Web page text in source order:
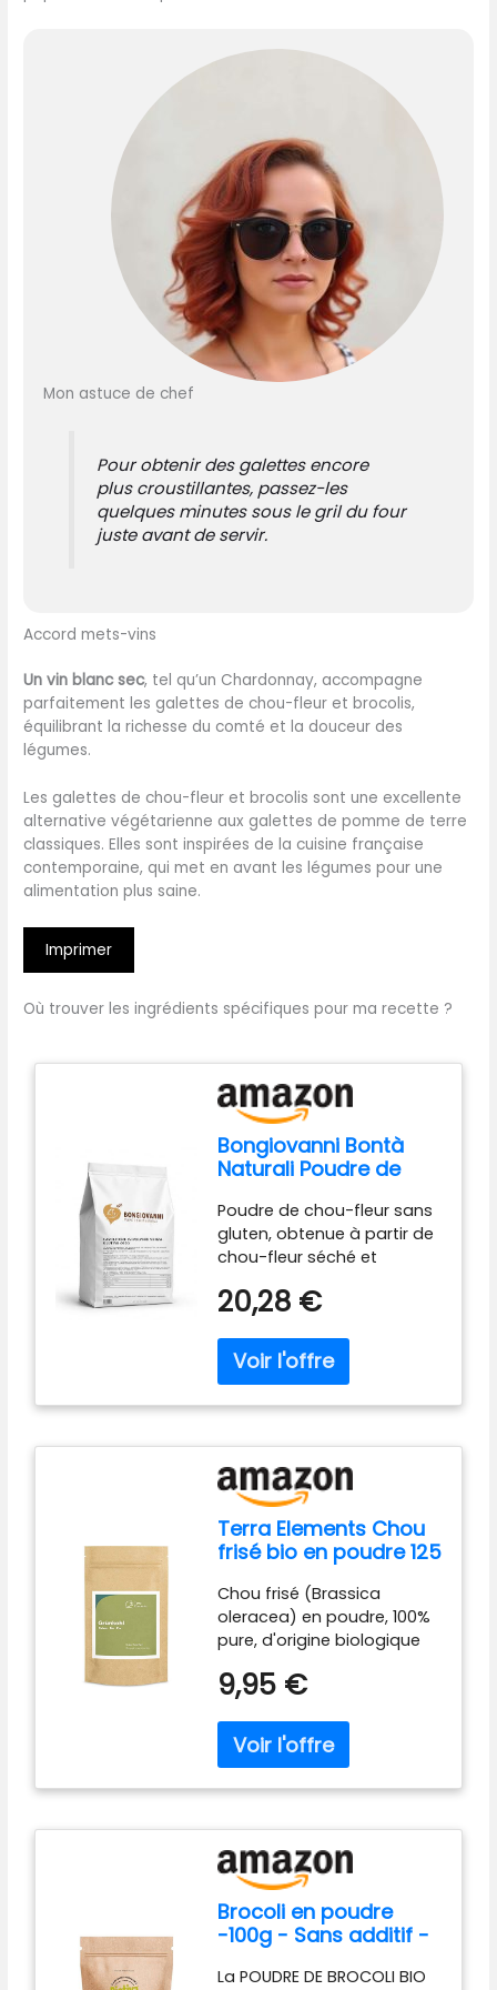
Mon astuce de chef
Pour obtenir des galettes encore
plus croustillantes, passez-les
quelques minutes sous le gril du four
juste avant de servir.
Accord mets-vins
Un vin blanc sec, tel qu’un Chardonnay, accompagne
parfaitement les galettes de chou-fleur et brocolis,
équilibrant la richesse du comté et la douceur des
légumes.
Les galettes de chou-fleur et brocolis sont une excellente
alternative végétarienne aux galettes de pomme de terre
classiques. Elles sont inspirées de la cuisine française
contemporaine, qui met en avant les légumes pour une
alimentation plus saine.
Imprimer
Où trouver les ingrédients spécifiques pour ma recette ?
Bongiovanni Bontà
Naturali Poudre de
Gluten 400 g
Poudre de chou-fleur sans
gluten, obtenue à partir de
chou-fleur séché et
la farine traditionnelle pour
gluten. Fabriquée à partir
de chou-fleur séché et
20,28 €
Terra Elements Chou
frisé bio en poudre 125
qualité crue
Chou frisé (Brassica
oleracea) en poudre, 100%
pure, d'origine biologique
idéale pour les mueslis, les
Qualité crue (RAW) pour
une teneur maximale en
artificielles ou sucre
supplémentaire
9,95 €
Brocoli en poudre
-100g - Sans additif -
Conditionné et certifié
La POUDRE DE BROCOLI BIO